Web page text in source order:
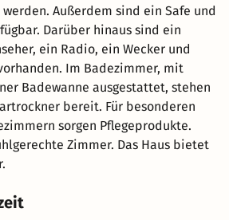
Außerdem sind ein Safe und
Darüber hinaus sind ein
ein Radio, ein Wecker und
Im Badezimmer, mit
Badewanne ausgestattet, stehen
bereit. Für besonderen
sorgen Pflegeprodukte.
Zimmer. Das Haus bietet